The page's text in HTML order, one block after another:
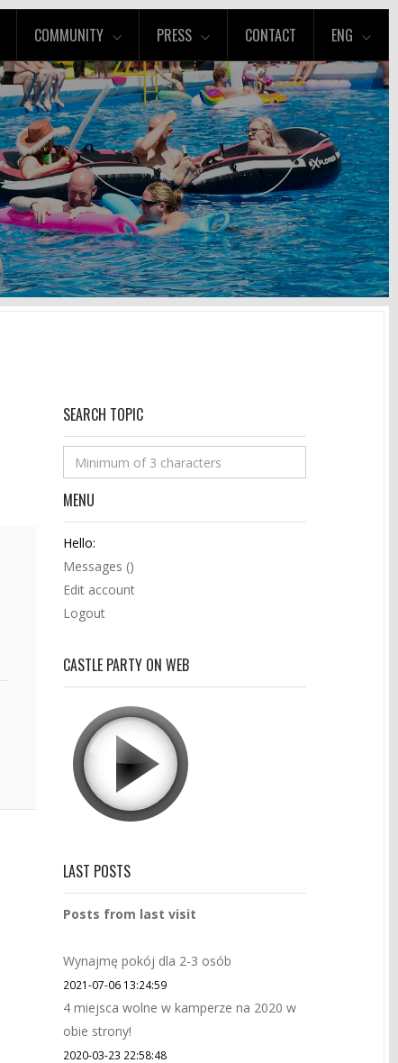
COMMUNITY PRESS CONTACT ENG
SEARCH TOPIC
MENU
Hello:
Messages ()
Edit account
Logout
CASTLE PARTY ON WEB
LAST POSTS
Posts from last visit
Wynajmę pokój dla 2-3 osób
2021-07-06 13:24:59
4 miejsca wolne w kamperze na 2020 w
obie strony!
2020-03-23 22:58:48